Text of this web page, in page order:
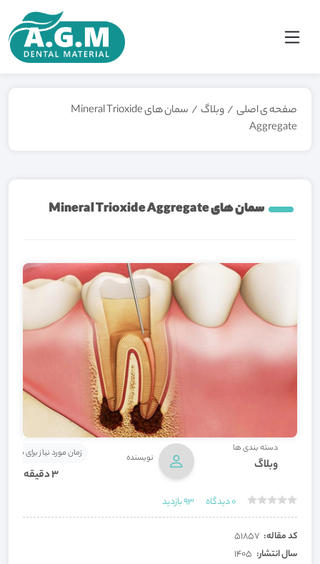
صفحه ی اصلی / وبلاگ /
سمان های Mineral Trioxide
Aggregate
سمان های Mineral Trioxide Aggregate
دسته بندی ها
وبلاگ نویسنده زمان مورد نیاز برای مطالعه
3 دقیقه
0دیدگاه 93بازدید
کد مقاله: 51857
سال انتشار: 1405